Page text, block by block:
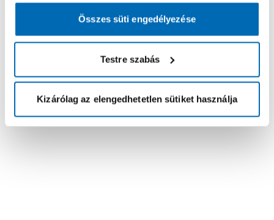
Összes süti engedélyezése
Testre szabás
Kizárólag az elengedhetetlen sütiket használja